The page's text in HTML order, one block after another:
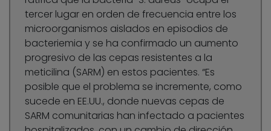
tercer lugar en orden de frecuencia entre los
microorganismos aislados en episodios de
bacteriemia y se ha confirmado un aumento
progresivo de las cepas resistentes a la
meticilina (SARM) en estos pacientes. “Es
posible que el problema se incremente, como
sucede en EE.UU., donde nuevas cepas de
SARM comunitarias han infectado a pacientes